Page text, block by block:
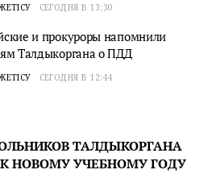
СЕГОДНЯ В 13:30
и прокуроры напомнили
Талдыкоргана о ПДД
СЕГОДНЯ В 12:44
ТАЛДЫКОРГАНА
НОВОМУ УЧЕБНОМУ ГОДУ